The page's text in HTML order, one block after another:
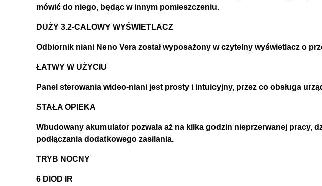
mówić do niego, będąc w innym pomieszczeniu.
DUŻY 3.2-CALOWY WYŚWIETLACZ
Odbiornik niani Neno Vera został wyposażony w czytelny wyświetlacz o
ŁATWY W UŻYCIU
Panel sterowania wideo-niani jest prosty i intuicyjny, przez co obsługa
STAŁA OPIEKA
Wbudowany akumulator pozwala aż na kilka godzin nieprzerwanej pracy,
podłączania dodatkowego zasilania.
TRYB NOCNY
6 DIOD IR